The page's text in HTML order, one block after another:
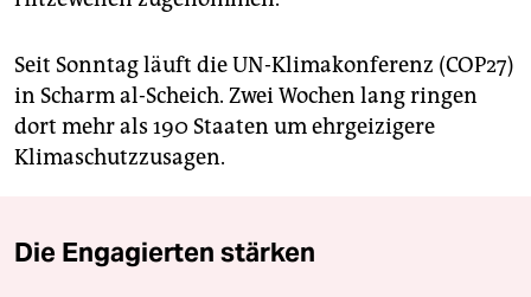
Seit Sonntag läuft die UN-Klimakonferenz (COP27)
in Scharm al-Scheich. Zwei Wochen lang ringen
dort mehr als 190 Staaten um ehrgeizigere
Klimaschutzzusagen.
Die Engagierten stärken